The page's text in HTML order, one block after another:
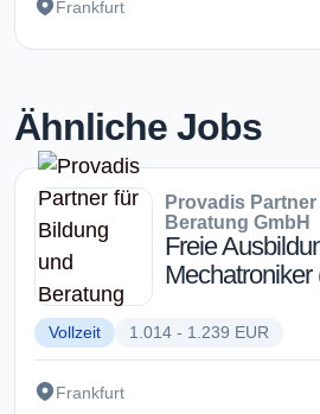
Frankfurt
Ähnliche Jobs
Provadis
Beratung GmbH
Freie
Mechatroniker
Vollzeit 1.014 - 1.239 EUR
Frankfurt